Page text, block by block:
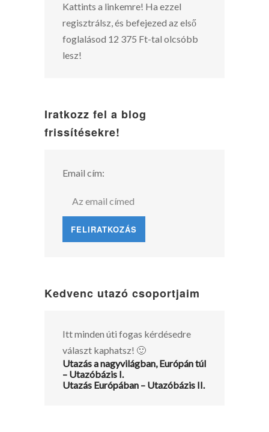
Kattints a linkemre! Ha ezzel
regisztrálsz, és befejezed az első
foglalásod 12 375 Ft-tal olcsóbb
lesz!
Iratkozz fel a blog
frissítésekre!
Email cím:
Kedvenc utazó csoportjaim
Itt minden úti fogas kérdésedre
választ kaphatsz! 🙂
Utazás a nagyvilágban, Európán túl
– Utazóbázis I.
Utazás Európában – Utazóbázis II.